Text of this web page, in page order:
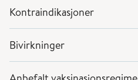
Kontraindikasjoner
Bivirkninger